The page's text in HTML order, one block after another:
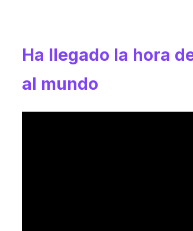
Ha llegado la hora
al mundo